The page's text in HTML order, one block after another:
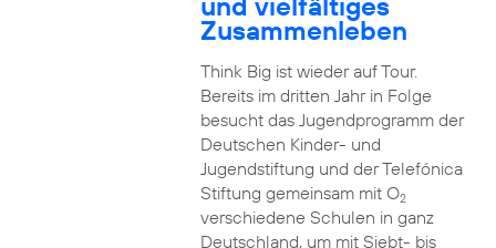
Zusammenleben
Think Big ist wieder auf Tour.
Bereits im dritten Jahr in Folge
besucht das Jugendprogramm der
Deutschen Kinder- und
Jugendstiftung und der Telefónica
Stiftung gemeinsam mit O2
verschiedene Schulen in ganz
Deutschland, um mit Siebt- bis